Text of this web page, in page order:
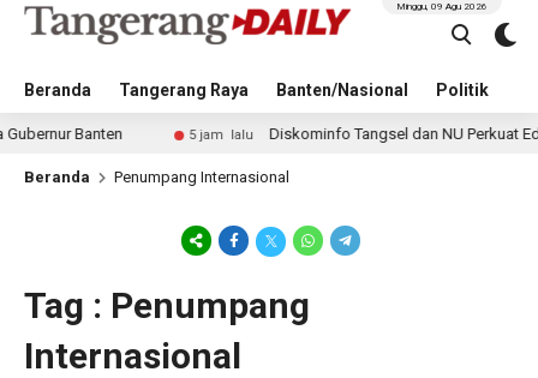
Beranda Tangerang Raya Banten/Nasional Politik
Minggu, 09 Agu 2026
Banten 5 jam lalu Diskominfo Tangsel dan NU Perkuat Edukasi
Beranda Penumpang Internasional
Tag : Penumpang
Internasional